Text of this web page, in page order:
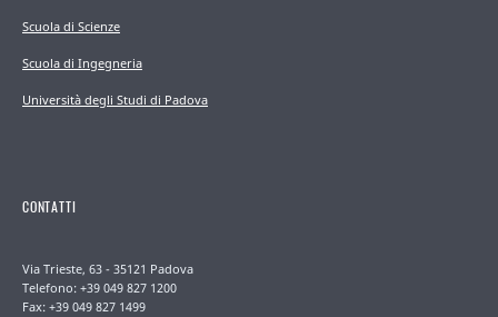
Scuola di Scienze
Scuola di Ingegneria
Università degli Studi di Padova
CONTATTI
Via Trieste, 63 - 35121 Padova
Telefono: +39 049 827 1200
Fax: +39 049 827 1499